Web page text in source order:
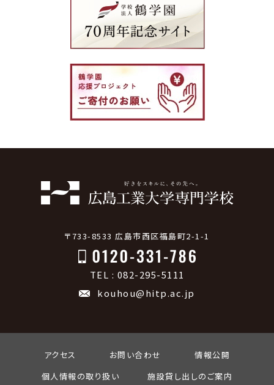
〒733-8533 広島市西区福島町2-1-1
TEL : 082-295-5111
kouhou@hitp.ac.jp
アクセス お問い合わせ
情報公開
個人情報の取り扱い
施設貸し出しのご案内